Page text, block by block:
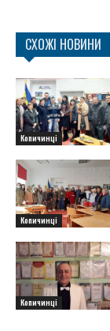
СХОЖІ НОВИНИ
Копичинці
Копичинці
Копичинці